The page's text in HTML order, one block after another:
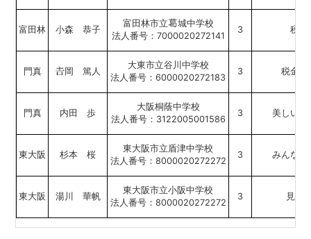
富田林 小森 恭子
富田林市立
城中学校
法人番号：7000020272141
3 税金
門真 岡 篤人
大東市立谷川中学校
法人番号：6000020272183
3 税金を
門真 内田 歩
大阪桐蔭中学校
法人番号：3122005001586
3 美しい国
東大阪 杉本 桜
東大阪市立盾津中学校
法人番号：8000020272272
3 みんなで
東大阪 湯川 華帆
東大阪市立小阪中学校
法人番号：8000020272272
3 見え